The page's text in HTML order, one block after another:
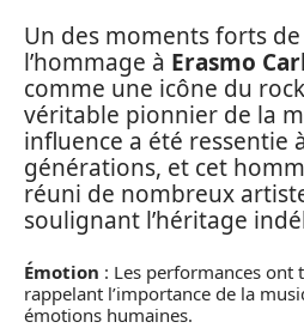
Un des moments forts
l’hommage à Erasmo
comme une icône du
véritable pionnier de la
influence a été ressentie
générations, et cet
réuni de nombreux
soulignant l’héritage
Émotion : Les performances ont
rappelant l’importance de la
émotions humaines.